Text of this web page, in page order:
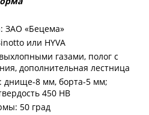
ЗАО «Бецема»
или HYVA
газами, полог с
дополнительная лестница
8 мм, борта-5 мм;
450 HB
50 град